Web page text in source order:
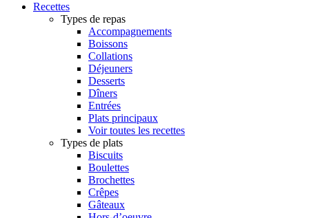
Recettes
Types de repas
Accompagnements
Boissons
Collations
Déjeuners
Desserts
Dîners
Entrées
Plats principaux
Voir toutes les recettes
Types de plats
Biscuits
Boulettes
Brochettes
Crêpes
Gâteaux